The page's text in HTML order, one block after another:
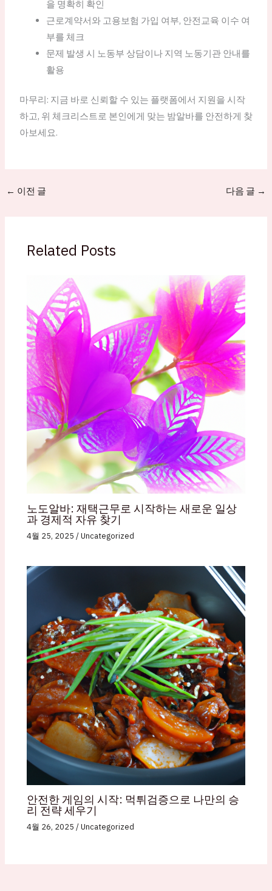
을 명확히 확인
근로계약서와 고용보험 가입 여부, 안전교육 이수 여
부를 체크
문제 발생 시 노동부 상담이나 지역 노동기관 안내를
활용
마무리: 지금 바로 신뢰할 수 있는 플랫폼에서 지원을 시작
하고, 위 체크리스트로 본인에게 맞는 밤알바를 안전하게 찾
아보세요.
← 이전 글 다음 글 →
Related Posts
노도알바: 재택근무로 시작하는 새로운 일상
과 경제적 자유 찾기
4월 25, 2025/Uncategorized
안전한 게임의 시작: 먹튀검증으로 나만의 승
리 전략 세우기
4월 26, 2025/Uncategorized